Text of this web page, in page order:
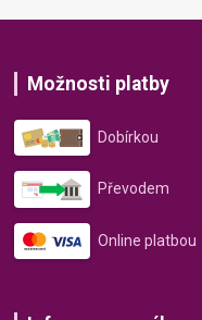
Možnosti platby
Dobírkou
Převodem
Online platbou